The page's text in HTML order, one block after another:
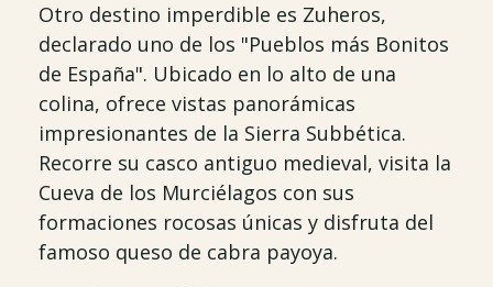
Otro destino imperdible es Zuheros,
declarado uno de los "Pueblos más Bonitos
de España". Ubicado en lo alto de una
colina, ofrece vistas panorámicas
impresionantes de la Sierra Subbética.
Recorre su casco antiguo medieval, visita la
Cueva de los Murciélagos con sus
formaciones rocosas únicas y disfruta del
famoso queso de cabra payoya.